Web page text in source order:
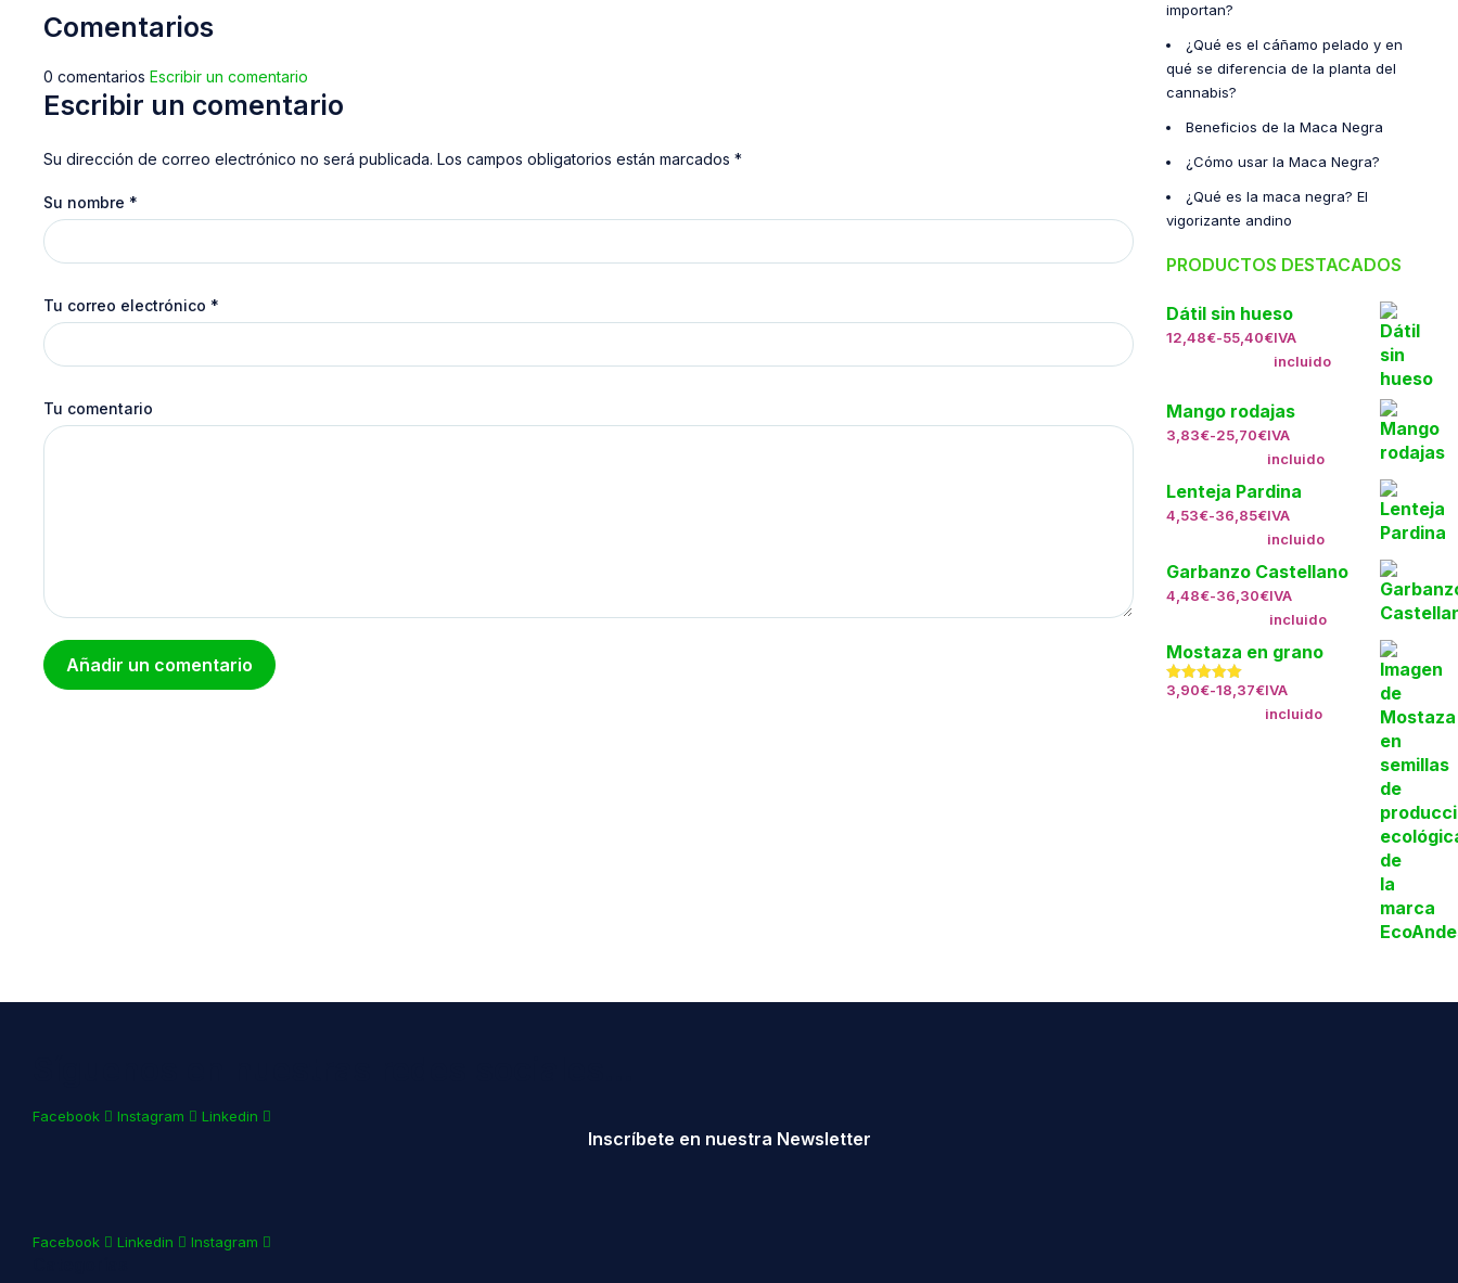
Comentarios
0 comentarios Escribir un comentario
Escribir un comentario
Su dirección de correo electrónico no será publicada. Los campos obligatorios están marcados *
Su nombre *
Tu correo electrónico *
Tu comentario
Añadir un comentario
importan?
¿Qué es el cáñamo pelado y en
qué se diferencia de la planta del
cannabis?
Beneficios de la Maca Negra
¿Cómo usar la Maca Negra?
¿Qué es la maca negra? El
vigorizante andino
PRODUCTOS DESTACADOS
Dátil sin hueso
12,48€-55,40€IVA
incluido
Mango rodajas
3,83€-25,70€IVA
incluido
Lenteja Pardina
4,53€-36,85€IVA
incluido
Garbanzo Castellano
4,48€-36,30€IVA
incluido
Mostaza en grano
Valorado
3,90€-18,37€IVA
incluido
Facebook Instagram Linkedin
Inscríbete en nuestra Newsletter
Facebook Linkedin Instagram